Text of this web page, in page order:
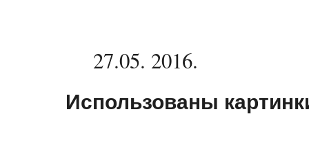
27.05. 2016.
Использованы